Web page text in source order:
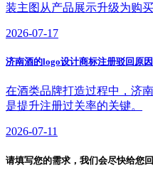
装主图从产品展示升级为购
2026-07-17
济南酒的logo设计商标注册驳回原
在酒类品牌打造过程中，济
是提升注册过关率的关键。
2026-07-11
请填写您的需求，我们会尽快给您